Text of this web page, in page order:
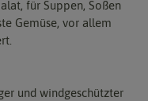
für Suppen, Soßen
Gemüse, vor allem
und windgeschützter